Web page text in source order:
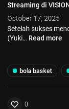
Streaming di
October 17, 2025
Setelah sukses
(Yuki… Read more
bola basket
0